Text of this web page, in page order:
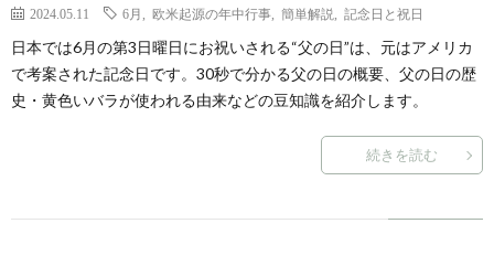
2024.05.11 6月 欧米起源の年中行事 簡単解説 記念日と祝日
日本では6月の第3日曜日にお祝いされる“父の日”は、元はアメリカ
で考案された記念日です。30秒で分かる父の日の概要、父の日の歴
史・黄色いバラが使われる由来などの豆知識を紹介します。
続きを読む